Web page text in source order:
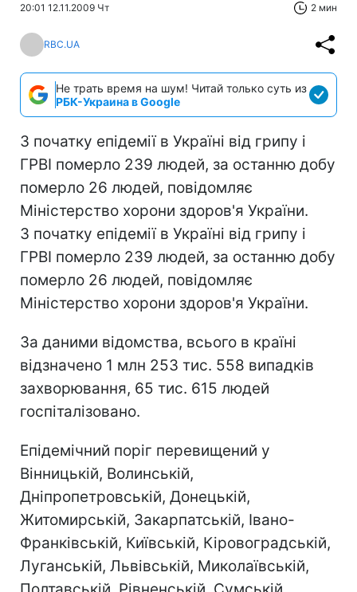
20:01 12.11.2009 Чт 2 мин
RBC.UA
Не трать время на шум! Читай только суть из
РБК-Украина в Google
З початку епідемії в Україні від грипу і
ГРВІ померло 239 людей, за останню добу
померло 26 людей, повідомляє
Міністерство хорони здоров'я України.
З початку епідемії в Україні від грипу і
ГРВІ померло 239 людей, за останню добу
померло 26 людей, повідомляє
Міністерство хорони здоров'я України.
За даними відомства, всього в країні
відзначено 1 млн 253 тис. 558 випадків
захворювання, 65 тис. 615 людей
госпіталізовано.
Епідемічний поріг перевищений у
Вінницькій, Волинській,
Дніпропетровській, Донецькій,
Житомирській, Закарпатській, Івано-
Франківській, Київській, Кіровоградській,
Луганській, Львівській, Миколаївській,